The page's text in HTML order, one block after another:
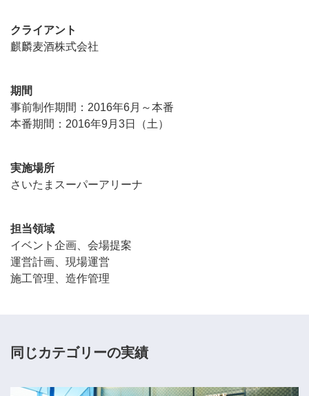
クライアント
麒麟麦酒株式会社
期間
事前制作期間：2016年6月～本番
本番期間：2016年9月3日（土）
実施場所
さいたまスーパーアリーナ
担当領域
イベント企画、会場提案
運営計画、現場運営
施工管理、造作管理
同じカテゴリーの実績